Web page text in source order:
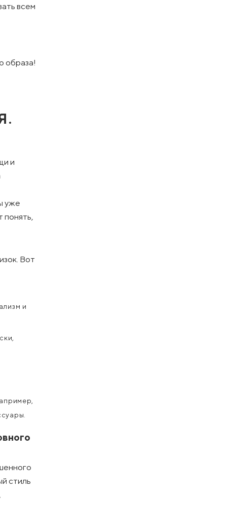
всем
образа!
и
уже
понять,
Вот
и
стиль